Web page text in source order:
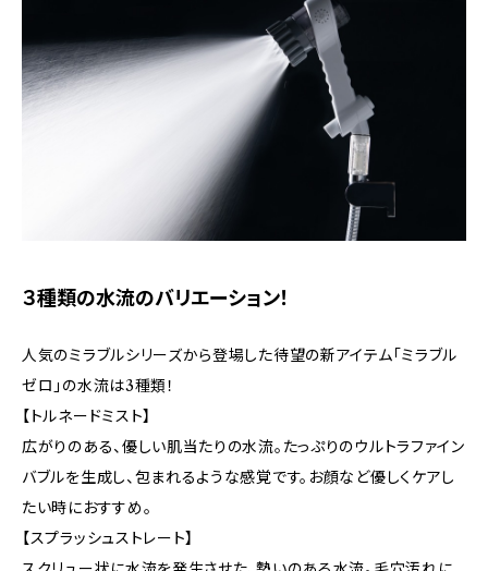
３種類の水流のバリエーション！
人気のミラブルシリーズから登場した待望の新アイテム「ミラブル
ゼロ」の水流は3種類！
【トルネードミスト】
広がりのある、優しい肌当たりの水流。たっぷりのウルトラファイン
バブルを生成し、包まれるような感覚です。お顔など優しくケアし
たい時におすすめ。
【スプラッシュストレート】